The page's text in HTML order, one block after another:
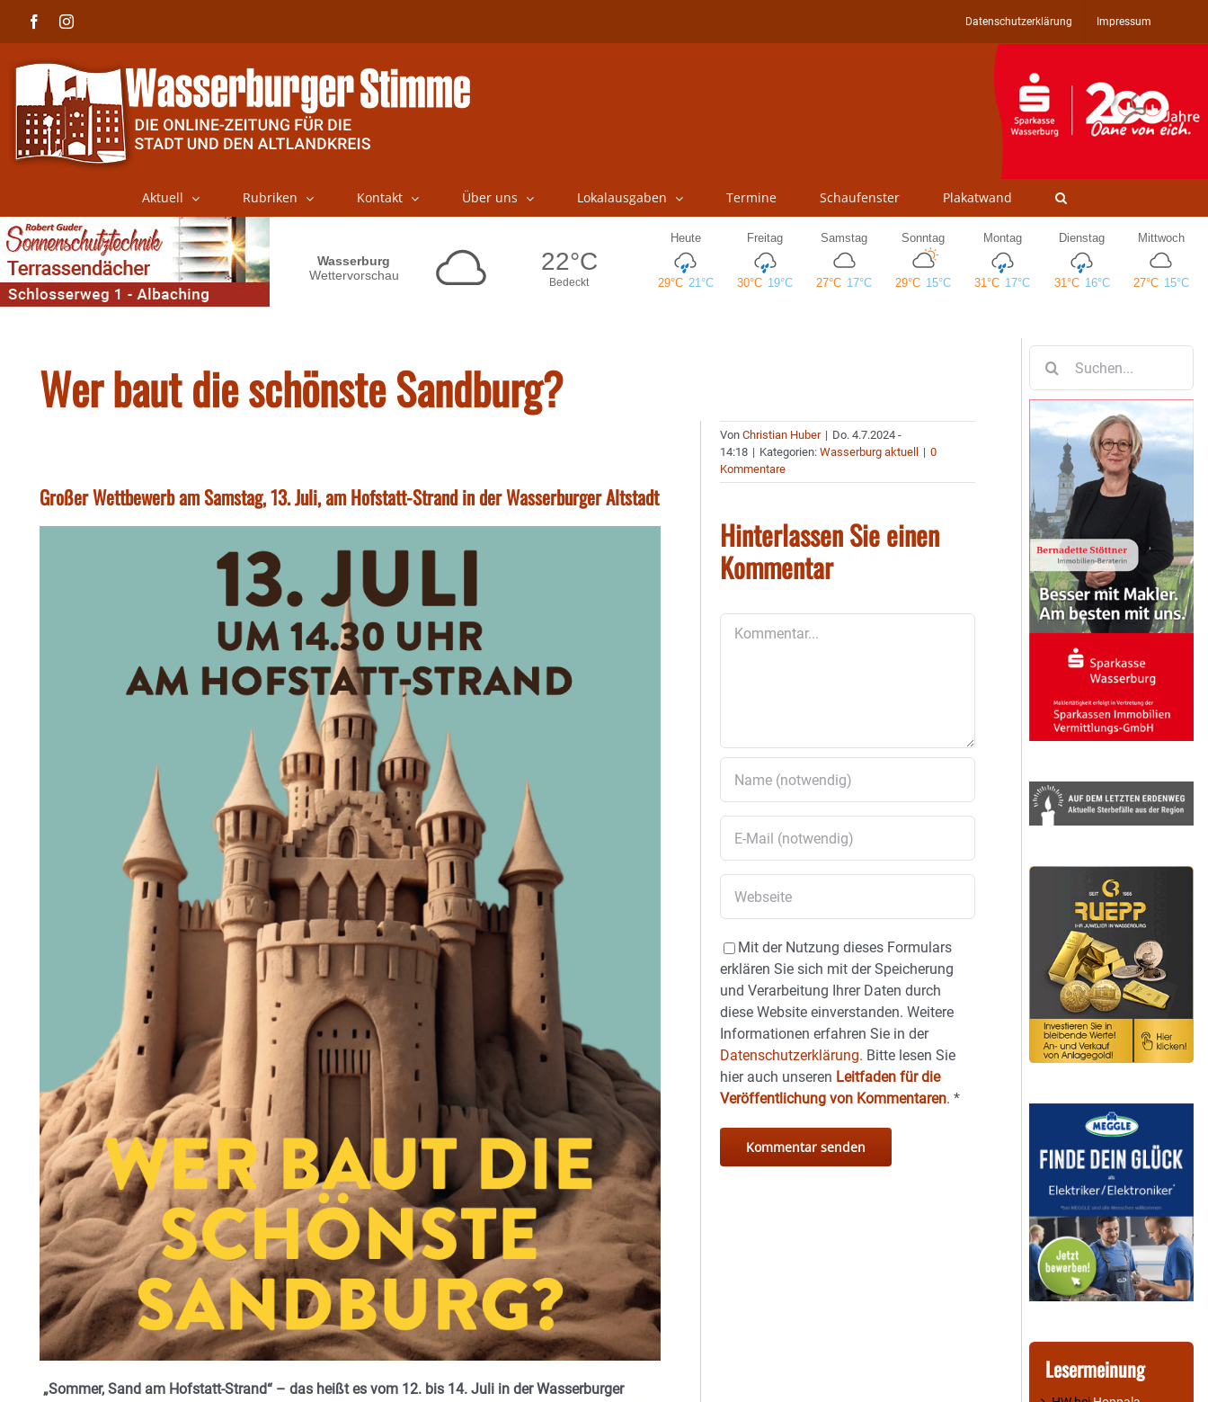
FacebookInstagram Datenschutzerklärung Impressum
Aktuell Rubriken Kontakt Über uns Lokalausgaben Termine Schaufenster Plakatwand
Wer baut die schönste Sandburg?
Großer Wettbewerb am Samstag, 13. Juli, am Hofstatt-Strand in der Wasserburger Altstadt
„Sommer, Sand am Hofstatt-Strand“ – das heißt es vom 12. bis 14. Juli in der Wasserburger
VonChristian Huber | Do. 4.7.2024 -
14:18 | Kategorien:Wasserburg aktuell | 0
Kommentare
Hinterlassen Sie einen
Kommentar
Mit der Nutzung dieses Formulars
erklären Sie sich mit der Speicherung
und Verarbeitung Ihrer Daten durch
diese Website einverstanden. Weitere
Informationen erfahren Sie in der
Datenschutzerklärung. Bitte lesen Sie
hier auch unseren Leitfaden für die
Veröffentlichung von Kommentaren.*
nach:
Lesermeinung